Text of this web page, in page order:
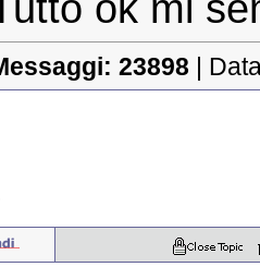
23898 |